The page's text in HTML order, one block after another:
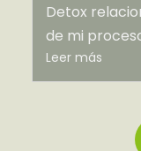
Detox
de mi
Leer más